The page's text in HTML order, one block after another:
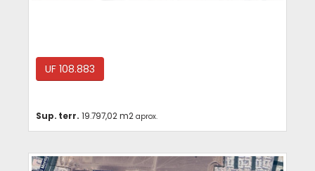
UF 108.883
Sup. terr. 19.797,02 m2 aprox.